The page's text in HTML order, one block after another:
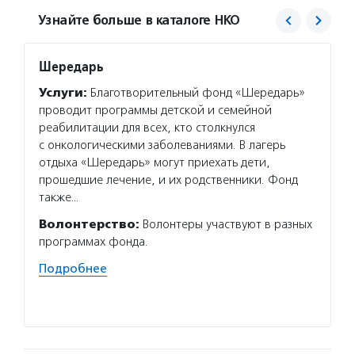
Узнайте больше в каталоге НКО
Шередарь
Услуги: Благотворительный фонд «Шередарь»
проводит программы детской и семейной
реабилитации для всех, кто столкнулся
с онкологическими заболеваниями. В лагерь
отдыха «Шередарь» могут приехать дети,
прошедшие лечение, и их родственники. Фонд
также…
Волонтерство: Волонтеры участвуют в разных
программах фонда.
Подробнее